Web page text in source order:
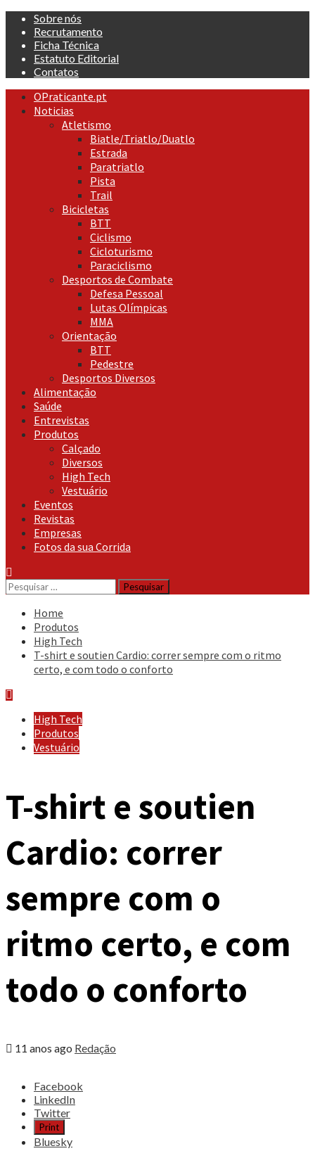
Skip
content
Sobre nós
Recrutamento
Ficha Técnica
Estatuto Editorial
Contatos
Primary
Menu
OPraticante.pt
Noticias
Atletismo
Biatle/Triatlo/Duatlo
Estrada
Paratriatlo
Pista
Trail
Bicicletas
BTT
Ciclismo
Cicloturismo
Paraciclismo
Desportos de Combate
Defesa Pessoal
Lutas Olímpicas
MMA
Orientação
BTT
Pedestre
Desportos Diversos
Alimentação
Saúde
Entrevistas
Produtos
Calçado
Diversos
High Tech
Vestuário
Eventos
Revistas
Empresas
Fotos da sua Corrida
Pesquisar
por:
Home
Produtos
High Tech
T-shirt e soutien Cardio: correr sempre com o ritmo
certo, e com todo o conforto
High Tech
Produtos
Vestuário
T-shirt e soutien
Cardio: correr
sempre com o
ritmo certo, e com
todo o conforto
11 anos ago Redação
Share
post
shirt
Facebook
LinkedIn
Twitter
Print
Bluesky